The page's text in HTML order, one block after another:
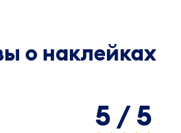
о наклейках
5 / 5